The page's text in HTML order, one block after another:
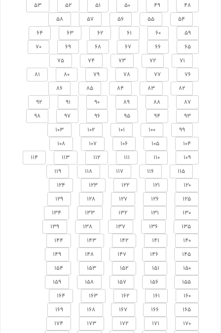
48
49
50
51
52
53
54
55
56
57
58
59
60
61
62
63
64
65
66
67
68
69
70
71
72
73
74
75
76
77
78
79
80
81
82
83
84
85
86
87
88
89
90
91
92
93
94
95
96
97
98
99
100
101
102
103
104
105
106
107
108
109
110
111
112
113
114
115
116
117
118
119
120
121
122
123
124
125
126
127
128
129
130
131
132
133
134
135
136
137
138
139
140
141
142
143
144
145
146
147
148
149
150
151
152
153
154
155
156
157
158
159
160
161
162
163
164
165
166
167
168
169
170
171
172
173
174